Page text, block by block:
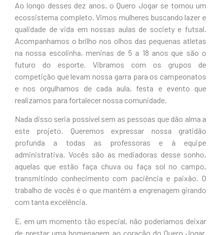
Ao longo desses dez anos, o Quero Jogar se tornou um
ecossistema completo. Vimos mulheres buscando lazer e
qualidade de vida em nossas aulas de society e futsal.
Acompanhamos o brilho nos olhos das pequenas atletas
na nossa escolinha, meninas de 5 a 18 anos que são o
futuro do esporte. Vibramos com os grupos de
competição que levam nossa garra para os campeonatos
e nos orgulhamos de cada aula, festa e evento que
realizamos para fortalecer nossa comunidade.
Nada disso seria possível sem as pessoas que dão alma a
este projeto. Queremos expressar nossa gratidão
profunda a todas as professoras e à equipe
administrativa. Vocês são as mediadoras desse sonho,
aquelas que estão faça chuva ou faça sol no campo,
transmitindo conhecimento com paciência e paixão. O
trabalho de vocês é o que mantém a engrenagem girando
com tanta excelência.
E, em um momento tão especial, não poderíamos deixar
de prestar uma homenagem ao coração do Quero Jogar.